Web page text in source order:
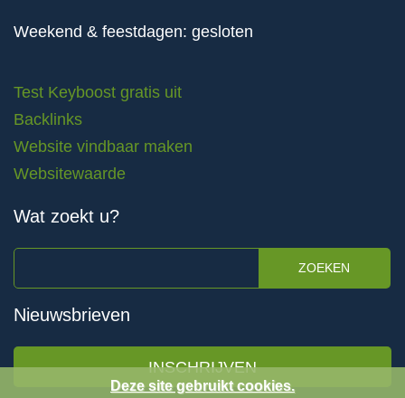
Weekend & feestdagen: gesloten
Test Keyboost gratis uit
Backlinks
Website vindbaar maken
Websitewaarde
Wat zoekt u?
ZOEKEN
Nieuwsbrieven
INSCHRIJVEN
Deze site gebruikt cookies.